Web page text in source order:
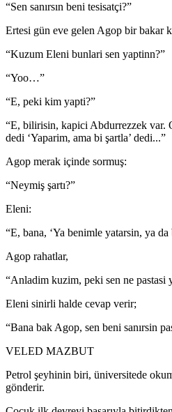
“Sen sanırsın beni tesisatçi?”
Ertesi gün eve gelen Agop bir bakar
“Kuzum Eleni bunlari sen yaptinn?”
“Yoo…”
“E, peki kim yapti?”
“E, bilirisin, kapici Abdurrezzek var.
dedi ‘Yaparim, ama bi şartla’ dedi...”
Agop merak içinde sormuş:
“Neymiş şartı?”
Eleni:
“E, bana, ‘Ya benimle yatarsin, ya da
Agop rahatlar,
“Anladim kuzim, peki sen ne pastasi
Eleni sinirli halde cevap verir;
“Bana bak Agop, sen beni sanırsin
VELED MAZBUT
Petrol şeyhinin biri, üniversitede
gönderir.